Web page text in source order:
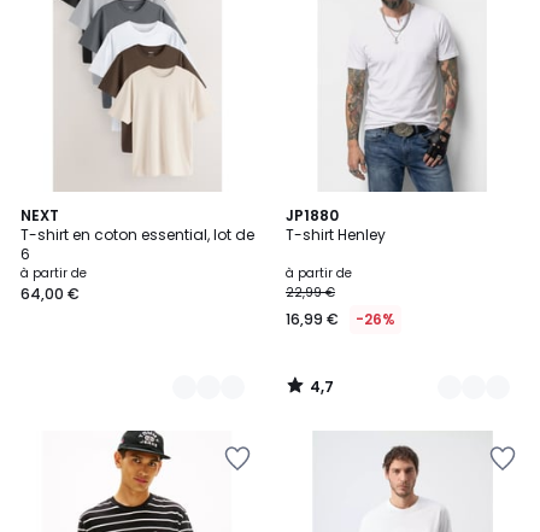
NEXT
T-shirt en coton essential, lot de
6
à partir de
64,00 €
9
Couleurs
JP1880
T-shirt Henley
à partir de
22,99 €
16,99 € -26%
4,7
/ 5
14
Couleurs
4,7
/